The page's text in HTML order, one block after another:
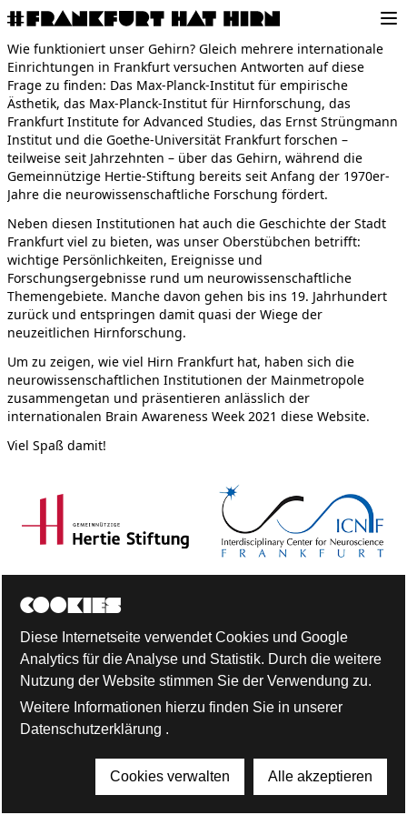
Frankfurt hat Hirn
Wie funktioniert unser Gehirn? Gleich mehrere internationale
Einrichtungen in Frankfurt versuchen Antworten auf diese
Frage zu finden: Das Max-Planck-Institut für empirische
Ästhetik, das Max-Planck-Institut für Hirnforschung, das
Frankfurt Institute for Advanced Studies, das Ernst Strüngmann
Institut und die Goethe-Universität Frankfurt forschen –
teilweise seit Jahrzehnten – über das Gehirn, während die
Gemeinnützige Hertie-Stiftung bereits seit Anfang der 1970er-
Jahre die neurowissenschaftliche Forschung fördert.
Neben diesen Institutionen hat auch die Geschichte der Stadt
Frankfurt viel zu bieten, was unser Oberstübchen betrifft:
wichtige Persönlichkeiten, Ereignisse und
Forschungsergebnisse rund um neurowissenschaftliche
Themengebiete. Manche davon gehen bis ins 19. Jahrhundert
zurück und entspringen damit quasi der Wiege der
neuzeitlichen Hirnforschung.
Um zu zeigen, wie viel Hirn Frankfurt hat, haben sich die
neurowissenschaftlichen Institutionen der Mainmetropole
zusammengetan und präsentieren anlässlich der
internationalen Brain Awareness Week 2021 diese Website.
Viel Spaß damit!
Cookies
Diese Internetseite verwendet Cookies und Google
Analytics für die Analyse und Statistik. Durch die weitere
Nutzung der Website stimmen Sie der Verwendung zu.
Weitere Informationen hierzu finden Sie in unserer
Datenschutzerklärung .
Cookies verwalten Alle akzeptieren